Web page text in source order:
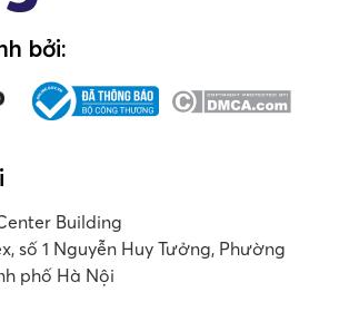
bởi:
Building
số 1 Nguyễn Huy Tưởng, Phường
phố Hà Nội